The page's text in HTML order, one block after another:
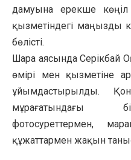
дамуына ерекше
қызметіндегі маңызды
бөлісті.
Шара аясында Серікбай
өмірі мен қызметіне
ұйымдастырылды.
мұрағатындағы
фотосуреттермен,
құжаттармен жақын